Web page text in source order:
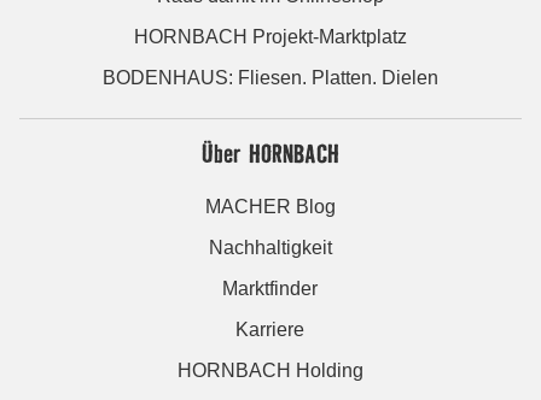
HORNBACH Projekt-Marktplatz
BODENHAUS: Fliesen. Platten. Dielen
Über HORNBACH
MACHER Blog
Nachhaltigkeit
Marktfinder
Karriere
HORNBACH Holding